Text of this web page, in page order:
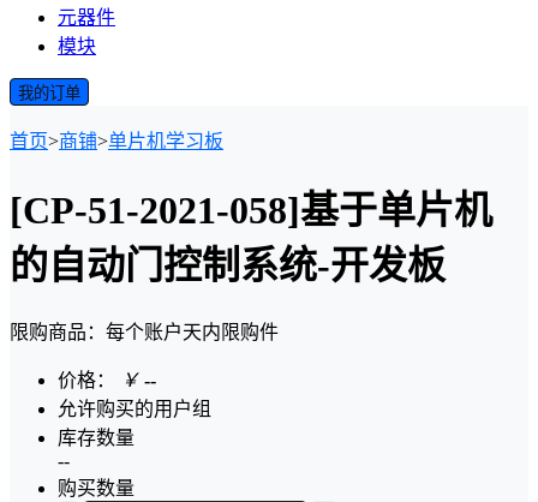
元器件
模块
我的订单
首页>商铺>单片机学习板
[CP-51-2021-058]基于单片机
的自动门控制系统-开发板
限购商品：每个账户天内 限购件
价格： ￥ --
允许购买的用户组
库存数量
--
购买数量